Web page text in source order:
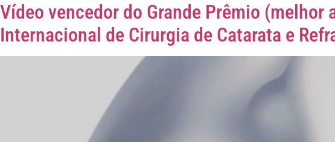
Vídeo vencedor do Grande Prêmio
Internacional de Cirurgia de Catarata e